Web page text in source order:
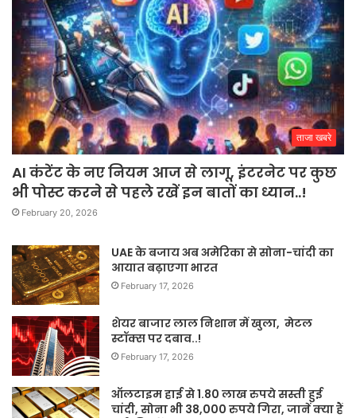
ताजा खबरे
AI कंटेंट के नए नियम आज से लागू, इंटरनेट पर कुछ
भी पोस्ट करने से पहले रखें इन बातों का ध्यान..!
February 20, 2026
UAE के बजाय अब अमेरिका से सोना-चांदी का
आयात बढ़ाएगा भारत
February 17, 2026
शेयर बाजार लाल निशान में खुला, मेटल
स्टॉक्स पर दबाव..!
February 17, 2026
ऑलटाइम हाई से 1.80 लाख रुपये सस्ती हुई
चांदी, सोना भी 38,000 रुपये गिरा, जानें क्या हैं